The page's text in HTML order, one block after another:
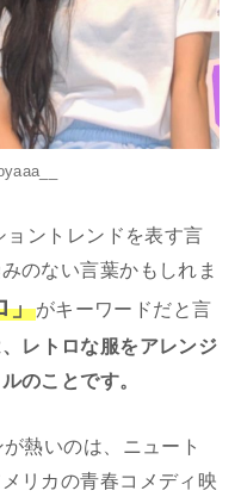
ントレンドを表す言
のない言葉かもしれま
」がキーワードだと言
レトロな服をアレンジ
のことです。
熱いのは、ニュート
リカの青春コメディ映